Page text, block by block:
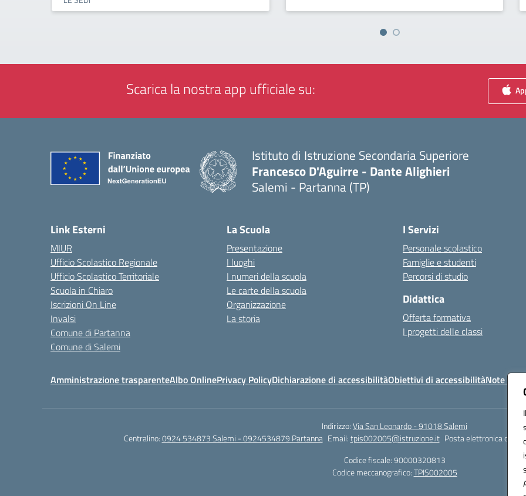
Scarica la nostra app ufficiale su:
Istituto di Istruzione Secondaria Superiore
Francesco D'Aguirre - Dante Alighieri
Salemi - Partanna (TP)
Link Esterni
MIUR
Ufficio Scolastico Regionale
Ufficio Scolastico Territoriale
Scuola in Chiaro
Iscrizioni On Line
Invalsi
Comune di Partanna
Comune di Salemi
La Scuola
Presentazione
I luoghi
I numeri della scuola
Le carte della scuola
Organizzazione
La storia
I Servizi
Personale scolastico
Famiglie e studenti
Percorsi di studio
Didattica
Offerta formativa
I progetti delle classi
Amministrazione trasparenteAlbo OnlinePrivacy PolicyDichiarazione di accessibilitàObiettivi di accessibilitàNote legali
Indirizzo:Via San Leonardo - 91018 Salemi
Centralino:0924 534873 Salemi - 0924534879 Partanna Email:tpis002005@istruzione.it Posta elettronica
Codice fiscale: 90000320813
Codice meccanografico:TPIS002005